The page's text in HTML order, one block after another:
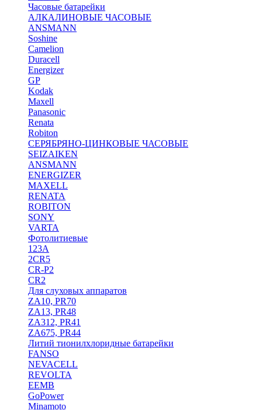
Часовые батарейки
АЛКАЛИНОВЫЕ ЧАСОВЫЕ
ANSMANN
Soshine
Camelion
Duracell
Energizer
GP
Kodak
Maxell
Panasonic
Renata
Robiton
СЕРЯБРЯНО-ЦИНКОВЫЕ ЧАСОВЫЕ
SEIZAIKEN
ANSMANN
ENERGIZER
MAXELL
RENATA
ROBITON
SONY
VARTA
Фотолитиевые
123A
2CR5
CR-P2
CR2
Для слуховых аппаратов
ZA10, PR70
ZA13, PR48
ZA312, PR41
ZA675, PR44
Литий тионилхлоридные батарейки
FANSO
NEVACELL
REVOLTA
EEMB
GoPower
Minamoto